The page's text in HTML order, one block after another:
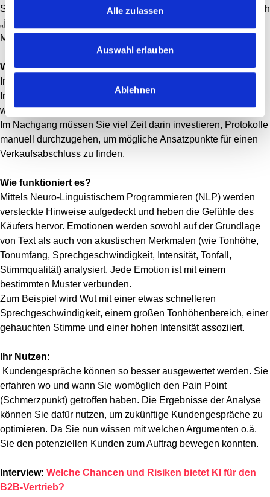
Alle zulassen
Auswahl erlauben
Ablehnen
Stimmungsanalyse kann zeigen, welche Käufer wahrscheinlich
„ja“ sagen werden. I
Meetings identifiziert und ausgewertet werden.
Welches Problem löst es?
In Verkaufsgesprächen ist es nicht leicht zu erkennen, ob
Interessenten positiv oder negativ gestimmt sind, ob sie
wirklich interessiert sind oder nur höflich nicken.
Im Nachgang müssen Sie viel Zeit darin investieren, Protokolle
manuell durchzugehen, um mögliche Ansatzpunkte für einen
Verkaufsabschluss zu finden.
Wie funktioniert es?
Mittels Neuro-Linguistischem Programmieren (NLP) werden
versteckte Hinweise aufgedeckt und heben die Gefühle des
Käufers hervor. Emotionen werden sowohl auf der Grundlage
von Text als auch von akustischen Merkmalen (wie Tonhöhe,
Tonumfang, Sprechgeschwindigkeit, Intensität, Tonfall,
Stimmqualität) analysiert. Jede Emotion ist mit einem
bestimmten Muster verbunden.
Zum Beispiel wird Wut mit einer etwas schnelleren
Sprechgeschwindigkeit, einem großen Tonhöhenbereich, einer
gehauchten Stimme und einer hohen Intensität assoziiert.
Ihr Nutzen:
Kundengespräche können so besser ausgewertet werden. Sie
erfahren wo und wann Sie womöglich den Pain Point
(Schmerzpunkt) getroffen haben. Die Ergebnisse der Analyse
können Sie dafür nutzen, um zukünftige Kundengespräche zu
optimieren. Da Sie nun wissen mit welchen Argumenten o.ä.
Sie den potenziellen Kunden zum Auftrag bewegen konnten.
Interview: Welche Chancen und Risiken bietet KI für den
B2B-Vertrieb?